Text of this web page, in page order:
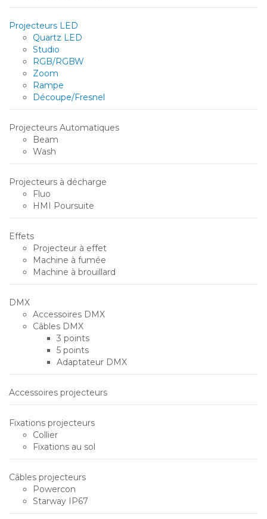
Projecteurs LED
Quartz LED
Studio
RGB/RGBW
Zoom
Rampe
Découpe/Fresnel
Projecteurs Automatiques
Beam
Wash
Projecteurs à décharge
Fluo
HMI Poursuite
Effets
Projecteur à effet
Machine à fumée
Machine à brouillard
DMX
Accessoires DMX
Câbles DMX
3 points
5 points
Adaptateur DMX
Accessoires projecteurs
Fixations projecteurs
Collier
Fixations au sol
Câbles projecteurs
Powercon
Starway IP67